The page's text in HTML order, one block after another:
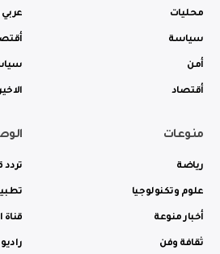
محليات
سياسة
أمن
أقتصاد
منوعات
رياضة
علوم وتكنولوجيا
أخبار منوعة
ثقافة وفن
تردد